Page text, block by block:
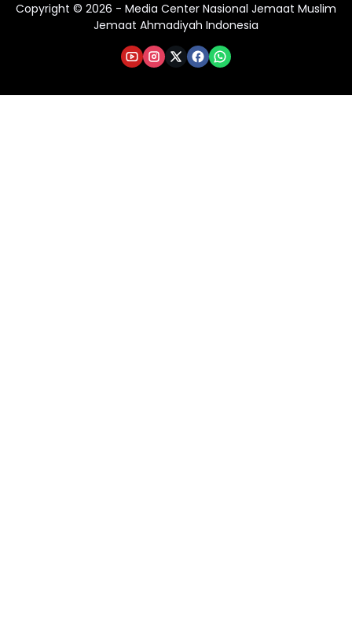
Copyright © 2026 - Media Center Nasional Jemaat Muslim
Jemaat Ahmadiyah Indonesia